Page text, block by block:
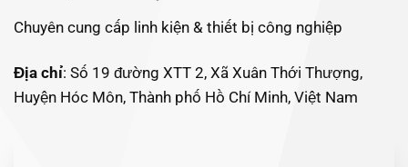
Chuyên cung cấp linh kiện & thiết bị công nghiệp
Địa chỉ: Số 19 đường XTT 2, Xã Xuân Thới Thượng,
Huyện Hóc Môn, Thành phố Hồ Chí Minh, Việt Nam